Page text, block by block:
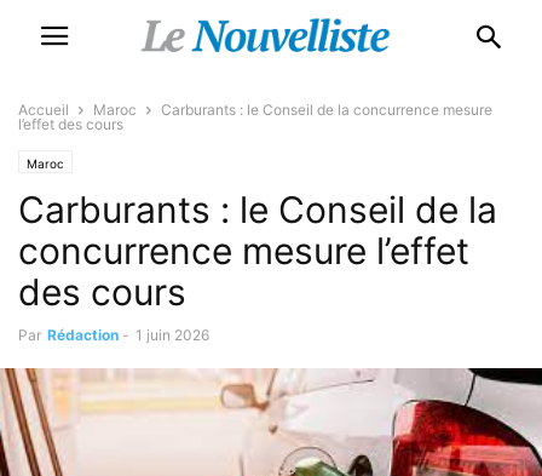
Accueil Maroc
Carburants : le Conseil de la concurrence mesure
l’effet des cours
Maroc
Carburants : le Conseil de la
concurrence mesure l’effet
des cours
Par Rédaction - 1 juin 2026